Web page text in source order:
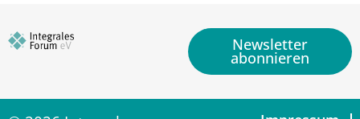
Newsletter
abonnieren